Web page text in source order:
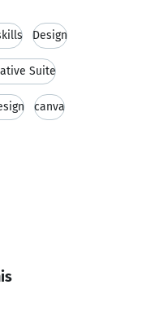
Design
Suite
canva